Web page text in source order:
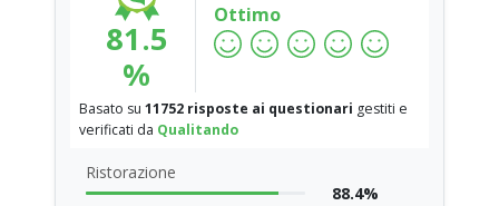
81.5
%
Ottimo
Basato su 11752 risposte ai questionari gestiti e
verificati da Qualitando
Ristorazione
88.4%